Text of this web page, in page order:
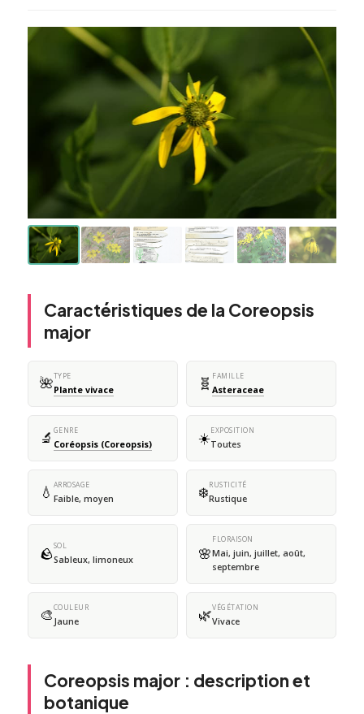
Caractéristiques de la Coreopsis
major
🌺TYPE
Plante vivace 🧬 FAMILLE
Asteraceae
🔬 GENRE
Coréopsis (Coreopsis) ☀️EXPOSITION
Toutes
💧 ARROSAGE
Faible, moyen ❄️RUSTICITÉ
Rustique
🪨SOL
Sableux, limoneux 🌸
FLORAISON
Mai, juin, juillet, août,
septembre
🎨COULEUR
Jaune 🌿VÉGÉTATION
Vivace
Coreopsis major : description et
botanique